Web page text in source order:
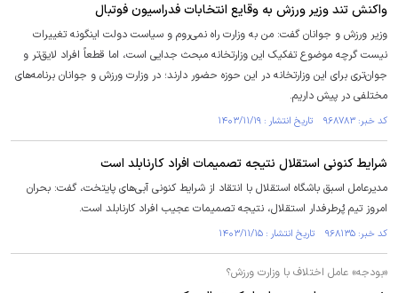
واکنش تند وزیر ورزش به وقایع انتخابات فدراسیون فوتبال
وزیر ورزش و جوانان گفت: من به وزارت راه نمی‌روم و سیاست دولت اینگونه تغییرات
نیست گرچه موضوع تفکیک این وزارتخانه مبحث جدایی است، اما قطعاً افراد لایق‌تر و
جوان‌تری برای این وزارتخانه در این حوزه حضور دارند؛ در وزارت ورزش و جوانان برنامه‌های
مختلفی در پیش داریم.
کد خبر: ۹۶۸۷۸۳ تاریخ انتشار : ۱۴۰۳/۱۱/۱۹
شرایط کنونی استقلال نتیجه تصمیمات افراد کارنابلد است
مدیرعامل اسبق باشگاه استقلال با انتقاد از شرایط کنونی آبی‌های پایتخت، گفت: بحران
امروز تیم پُرطرفدار استقلال، نتیجه تصمیمات عجیب افراد کارنابلد است.
کد خبر: ۹۶۸۱۳۵ تاریخ انتشار : ۱۴۰۳/۱۱/۱۵
«بودجه» عامل اختلاف با وزارت ورزش؟